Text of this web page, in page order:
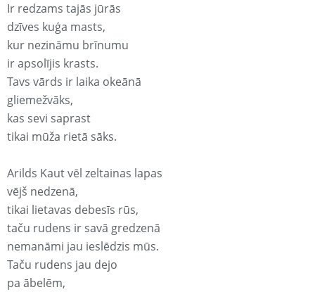
Ir redzams tajās jūrās
dzīves kuģa masts,
kur nezināmu brīnumu
ir apsolījis krasts.
Tavs vārds ir laika okeānā
gliemežvāks,
kas sevi saprast
tikai mūža rietā sāks.
Arilds Kaut vēl zeltainas lapas
vējš nedzenā,
tikai lietavas debesīs rūs,
taču rudens ir savā gredzenā
nemanāmi jau ieslēdzis mūs.
Taču rudens jau dejo
pa ābelēm,